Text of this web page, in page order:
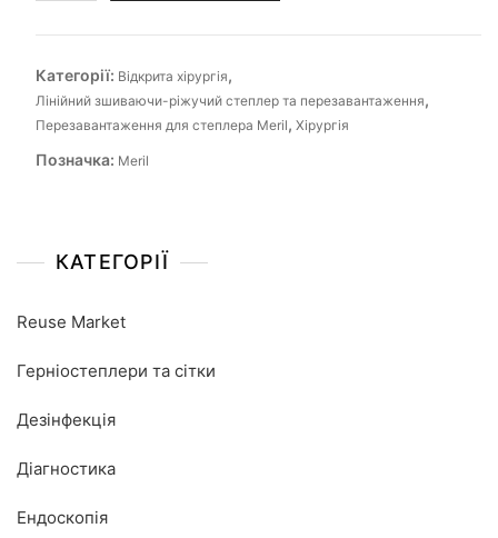
Категорії: Відкрита хірургія,
Лінійний зшиваючи-ріжучий степлер та перезавантаження,
Перезавантаження для степлера Meril, Хірургія
Позначка: Meril
КАТЕГОРІЇ
Reuse Market
Герніостеплери та сітки
Дезінфекція
Діагностика
Ендоскопія